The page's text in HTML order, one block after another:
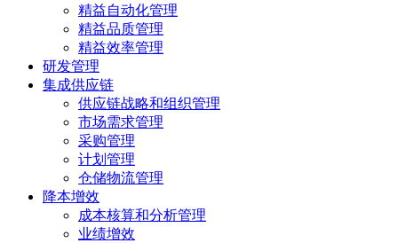
精益自动化管理
精益品质管理
精益效率管理
研发管理
集成供应链
供应链战略和组织管理
市场需求管理
采购管理
计划管理
仓储物流管理
降本增效
成本核算和分析管理
业绩增效